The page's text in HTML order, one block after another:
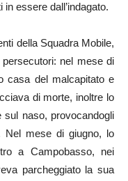
essere dall’indagato.
della Squadra Mobile,
nel mese di
casa del malcapitato e
di morte, inoltre lo
naso, provocandogli
Nel mese di giugno, lo
a Campobasso, nei
parcheggiato la sua